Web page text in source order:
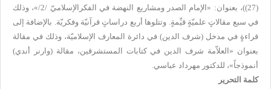
(27))، بعنوان:
«الإمام الصدر ومشاريع النهضة في الفكرالإسلاميّ /2/»، وذلك
في سبع مقالاتٍ علميّةٍ قيِّمةٍ. وتتلوها أربع دراساتٍ قرآنيّة وفكريّة. بالإضافة إلى
قراءةٍ في مدخل (شرف الدين) في دائرة المعارف الإسلاميّة، وذلك في مقالة
بعنوان «العلاّمة شرف الدين في كتابات المستشرقين، مقالة (وارنر أندي)
أنموذجاً»، للدكتور مهرداد عباسي.
كلمة التحرير